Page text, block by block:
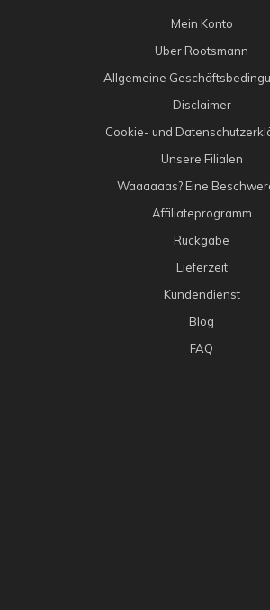
Mein Konto
Uber Rootsmann
Allgemeine
Disclaimer
Cookie- und
Unsere Filialen
Waaaaaas? Eine
Affiliateprogramm
Rückgabe
Lieferzeit
Kundendienst
Blog
FAQ